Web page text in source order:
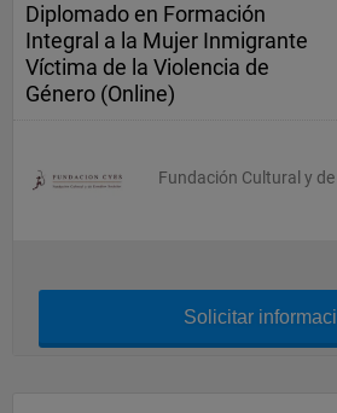
Diplomado en Formación
Integral a la Mujer Inmigrante
Víctima de la Violencia de
Género (Online)
Fundación Cultural y
Solicitar